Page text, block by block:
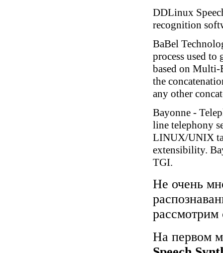
DDLinux
recognition
BaBel
process used to
based on
the
any other
Bayonne -
line telephony
LINUX/UNIX
extensibility.
TGI.
Не очень
рассмотрим
На первом